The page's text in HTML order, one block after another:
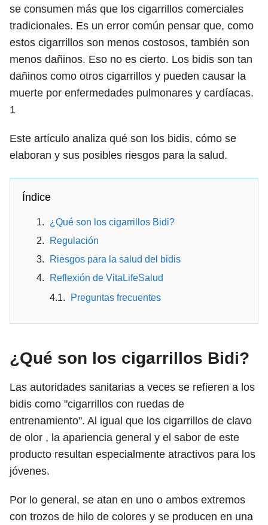
se consumen más que los cigarrillos comerciales
tradicionales. Es un error común pensar que, como
estos cigarrillos son menos costosos, también son
menos dañinos. Eso no es cierto. Los bidis son tan
dañinos como otros cigarrillos y pueden causar la
muerte por enfermedades pulmonares y cardíacas.
1
Este artículo analiza qué son los bidis, cómo se
elaboran y sus posibles riesgos para la salud.
Índice
¿Qué son los cigarrillos Bidi?
Regulación
Riesgos para la salud del bidis
Reflexión de VitaLifeSalud
Preguntas frecuentes
¿Qué son los cigarrillos Bidi?
Las autoridades sanitarias a veces se refieren a los
bidis como "cigarrillos con ruedas de
entrenamiento". Al igual que los cigarrillos de clavo
de olor , la apariencia general y el sabor de este
producto resultan especialmente atractivos para los
jóvenes.
Por lo general, se atan en uno o ambos extremos
con trozos de hilo de colores y se producen en una